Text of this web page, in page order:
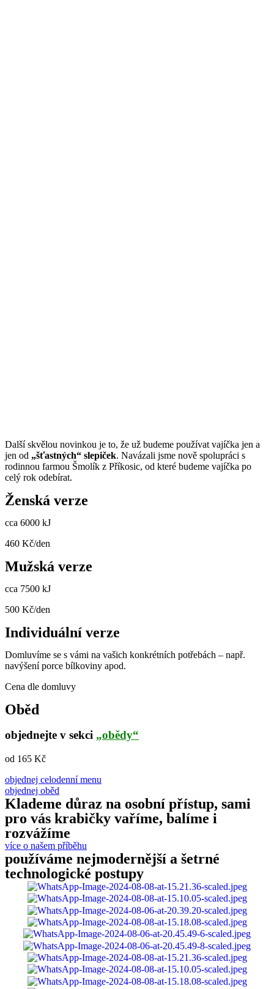
Další skvělou novinkou je to, že už budeme používat vajíčka jen a
jen od „šťastných“ slepiček. Navázali jsme nově spolupráci s
rodinnou farmou Šmolík z Příkosic, od které budeme vajíčka po
celý rok odebírat.
Ženská verze
cca 6000 kJ
460 Kč/den
Mužská verze
cca 7500 kJ
500 Kč/den
Individuální verze
Domluvíme se s vámi na vašich konkrétních potřebách – např.
navýšení porce bílkoviny apod.
Cena dle domluvy
Oběd
objednejte v sekci „obědy“
od 165 Kč
objednej celodenní menu
objednej oběd
Klademe důraz na osobní přístup, sami
pro vás krabičky vaříme, balíme i
rozvážíme
více o našem příběhu
používáme nejmodernější a šetrné
technologické postupy